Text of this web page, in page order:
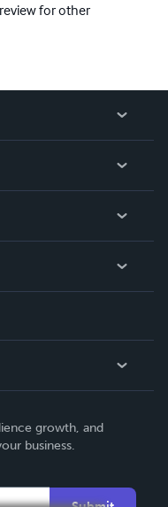
for other
growth, and
business.